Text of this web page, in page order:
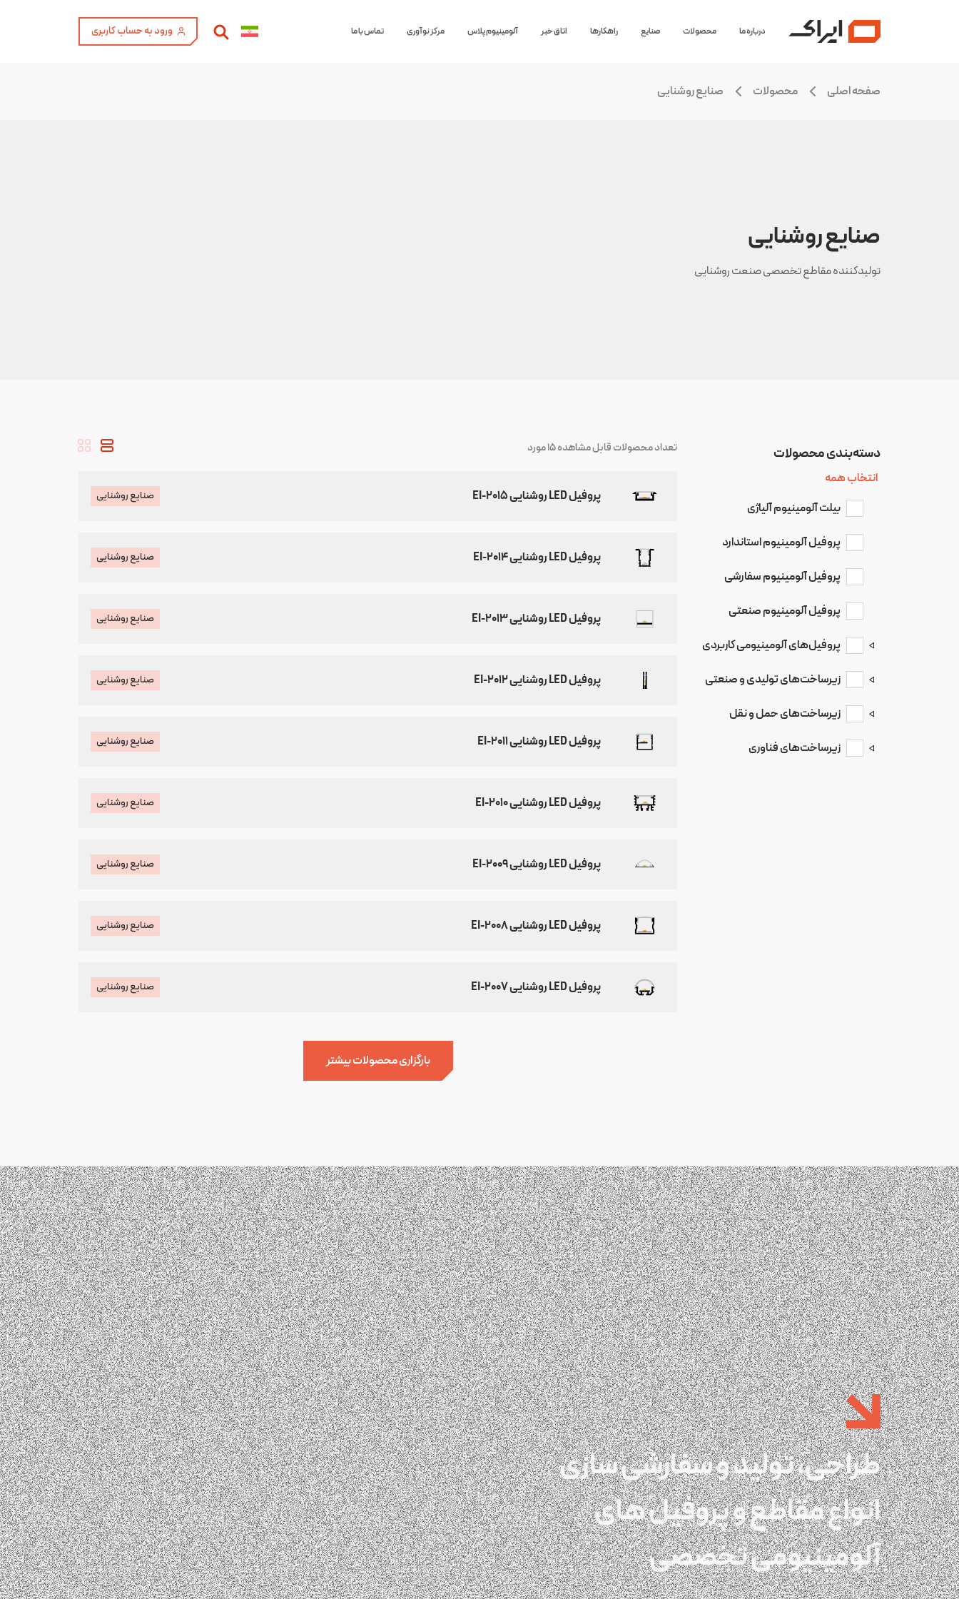
درباره ما محصولات صنایع راهکارها اتاق خبر آلومینیوم پلاس مرکز نوآوری تماس با ما ورود به حساب کاربری
صفحه اصلی محصولات صنایع روشنایی
صنایع روشنایی
تولیدکننده مقاطع تخصصی صنعت روشنایی
دسته‌بندی‌ محصولات
انتخاب همه
بیلت آلومینیوم آلیاژی
پروفیل آلومینیوم استاندارد
پروفیل آلومینیوم سفارشی
پروفیل آلومینیوم صنعتی
پروفیل‌های آلومینیومی کاربردی
الکتروموتورهای صنعتی
پروفیل آلومینیوم ماژولار
پروفیل پارتیشن
زیرساخت‌های تولیدی و صنعتی
صنایع روشنایی
زیرساخت‌های حمل و نقل
صنایع‌خودروسازی و
زیرساخت‌های فناوری
تعداد محصولات قابل مشاهده15مورد
پروفیل LED روشنایی EI-2015 صنایع روشنایی
پروفیل LED روشنایی EI-2014 صنایع روشنایی
پروفیل LED روشنایی EI-2013 صنایع روشنایی
پروفیل LED روشنایی EI-2012 صنایع روشنایی
پروفیل LED روشنایی EI-2011 صنایع روشنایی
پروفیل LED روشنایی EI-2010 صنایع روشنایی
پروفیل LED روشنایی EI-2009 صنایع روشنایی
پروفیل LED روشنایی EI-2008 صنایع روشنایی
پروفیل LED روشنایی EI-2007 صنایع روشنایی
بارگزاری محصولات بیشتر
طراحی، تولید و سفارشی سازی
انواع مقاطع و پروفیل های
آلومینیومی تخصصی